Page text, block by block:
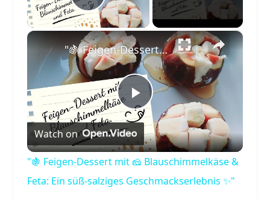
Play Video
×
Play
Video
"🍇 Feigen-Dessert mit 🧀 Blauschimmelkäse & Feta: Ein süß-salziges Geschmackserlebnis ✨"
Watch on
"🍇 Feigen-Dessert mit 🧀 Blauschimmelkäse &
Feta: Ein süß-salziges Geschmackserlebnis ✨"